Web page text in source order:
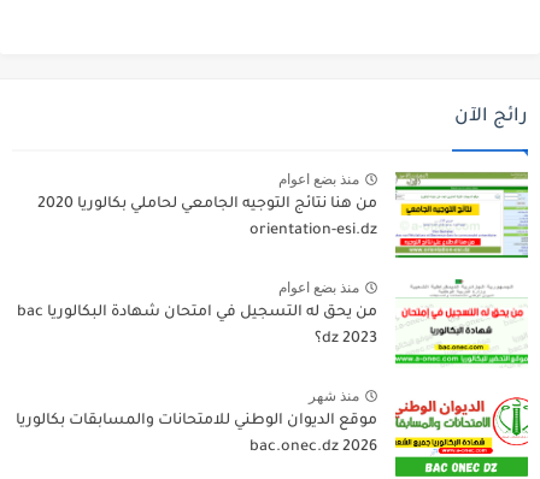
رائج الآن
منذ بضع اعوام
من هنا نتائج التوجيه الجامعي لحاملي بكالوريا 2020
orientation-esi.dz
منذ بضع اعوام
من يحق له التسجيل في امتحان شهادة البكالوريا bac
dz 2023؟
منذ شهر
موقع الديوان الوطني للامتحانات والمسابقات بكالوريا
2026 bac.onec.dz